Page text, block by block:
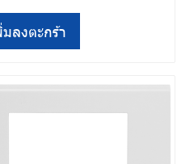
มลงตะกร้า